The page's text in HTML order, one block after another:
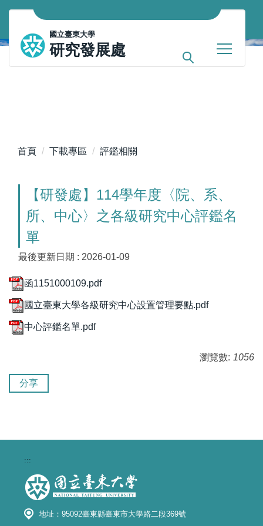
跳
主
內
國立臺東大學
研究發展處
首頁 下載專區 評鑑相關
【研發處】114學年度〈院、系、
所、中心〉之各級研究中心評鑑名
單
最後更新日期 : 2026-01-09
函1151000109.pdf
國立臺東大學各級研究中心設置管理要點.pdf
中心評鑑名單.pdf
瀏覽數: 1056
分享
:::
地址：95092臺東縣臺東市大學路二段369號